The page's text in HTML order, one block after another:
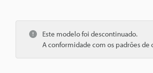
Este modelo foi descontinuado.
A conformidade com os padrões